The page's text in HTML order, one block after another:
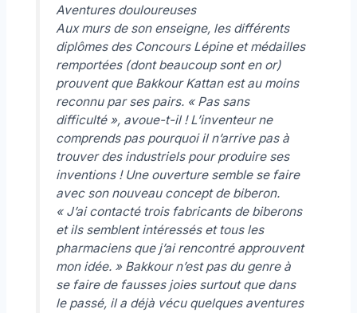
Aventures douloureuses
Aux murs de son enseigne, les différents
diplômes des Concours Lépine et médailles
remportées (dont beaucoup sont en or)
prouvent que Bakkour Kattan est au moins
reconnu par ses pairs. « Pas sans
difficulté », avoue-t-il ! L’inventeur ne
comprends pas pourquoi il n’arrive pas à
trouver des industriels pour produire ses
inventions ! Une ouverture semble se faire
avec son nouveau concept de biberon.
« J’ai contacté trois fabricants de biberons
et ils semblent intéressés et tous les
pharmaciens que j’ai rencontré approuvent
mon idée. »Bakkour n’est pas du genre à
se faire de fausses joies surtout que dans
le passé, il a déjà vécu quelques aventures